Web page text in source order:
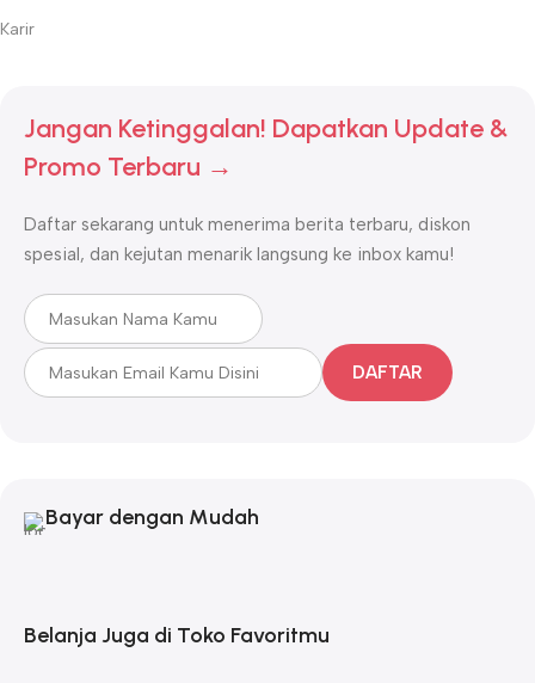
Karir
Jangan Ketinggalan! Dapatkan Update &
Promo Terbaru →
Daftar sekarang untuk menerima berita terbaru, diskon
spesial, dan kejutan menarik langsung ke inbox kamu!
DAFTAR
Bayar dengan Mudah
Belanja Juga di Toko Favoritmu